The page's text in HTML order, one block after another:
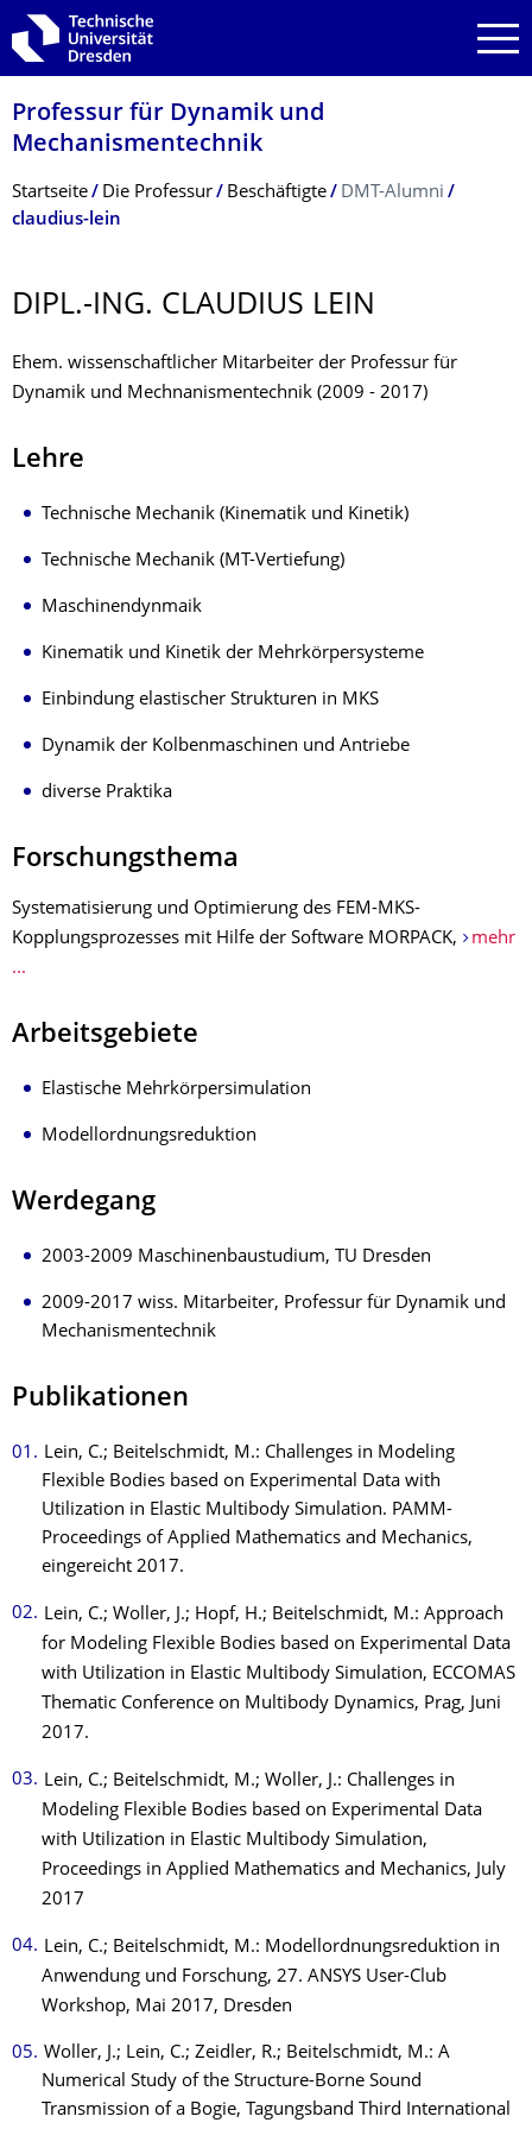
Zur Hauptnavigation springen
Zur Suche springen
Zum Inhalt springen
Professur für Dynamik und
Mechanismentechnik
Breadcrumb-Menü
Startseite Die Professur Beschäftigte
DMT-Alumni
claudius-lein
DIPL.-ING. CLAUDIUS LEIN
Ehem. wissenschaftlicher Mitarbeiter der Professur für
Dynamik und Mechnanismentechnik (2009 - 2017)
Lehre
Technische Mechanik (Kinematik und Kinetik)
Technische Mechanik (MT-Vertiefung)
Maschinendynmaik
Kinematik und Kinetik der Mehrkörpersysteme
Einbindung elastischer Strukturen in MKS
Dynamik der Kolbenmaschinen und Antriebe
diverse Praktika
Forschungsthema
Systematisierung und Optimierung des FEM-MKS-
Kopplungsprozesses mit Hilfe der Software MORPACK,
mehr
...
Arbeitsgebiete
Elastische Mehrkörpersimulation
Modellordnungsreduktion
Werdegang
2003-2009 Maschinenbaustudium, TU Dresden
2009-2017 wiss. Mitarbeiter, Professur für Dynamik und
Mechanismentechnik
Publikationen
Lein, C.; Beitelschmidt, M.: Challenges in Modeling
Flexible Bodies based on Experimental Data with
Utilization in Elastic Multibody Simulation. PAMM-
Proceedings of Applied Mathematics and Mechanics,
eingereicht 2017.
Lein, C.; Woller, J.; Hopf, H.; Beitelschmidt, M.: Approach
for Modeling Flexible Bodies based on Experimental Data
with Utilization in Elastic Multibody Simulation, ECCOMAS
Thematic Conference on Multibody Dynamics, Prag, Juni
2017.
Lein, C.; Beitelschmidt, M.; Woller, J.: Challenges in
Modeling Flexible Bodies based on Experimental Data
with Utilization in Elastic Multibody Simulation,
Proceedings in Applied Mathematics and Mechanics, July
2017
Lein, C.; Beitelschmidt, M.: Modellordnungsreduktion in
Anwendung und Forschung, 27. ANSYS User-Club
Workshop, Mai 2017, Dresden
Woller, J.; Lein, C.; Zeidler, R.; Beitelschmidt, M.: A
Numerical Study of the Structure-Borne Sound
Transmission of a Bogie, Tagungsband Third International